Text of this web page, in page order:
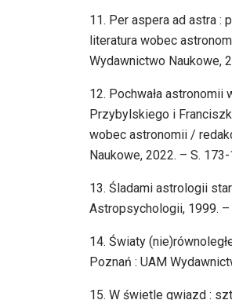
11. Per aspera ad astra :
literatura wobec
Wydawnictwo Naukowe,
12. Pochwała
Przybylskiego i
wobec astronomii /
Naukowe, 2022. – S.
13. Śladami astrologii
Astropsychologii, 1999. –
14. Światy
Poznań : UAM
15. W świetle gwiazd :